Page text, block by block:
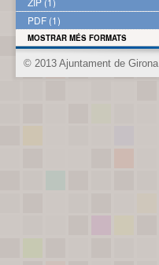
PDF (1)
MOSTRAR MÉS FORMATS
© 2013 Ajuntament de Girona